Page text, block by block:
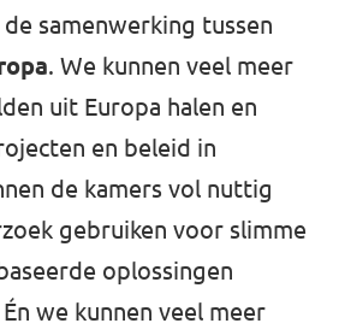
samenwerking tussen
. We kunnen veel meer
uit Europa halen en
en beleid in
de kamers vol nuttig
gebruiken voor slimme
oplossingen
we kunnen veel meer